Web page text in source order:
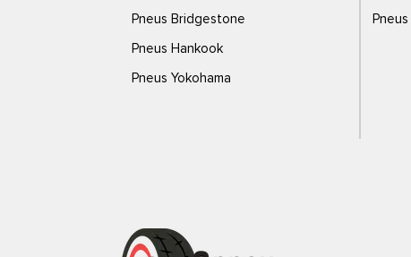
Pneus Bridgestone
Pneus Hankook
Pneus Yokohama